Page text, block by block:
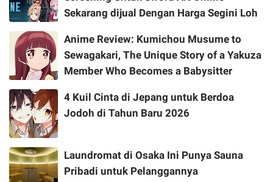
Sekarang dijual Dengan Harga Segini Loh
Anime Review: Kumichou Musume to
Sewagakari, The Unique Story of a Yakuza
Member Who Becomes a Babysitter
4 Kuil Cinta di Jepang untuk Berdoa
Jodoh di Tahun Baru 2026
Laundromat di Osaka Ini Punya Sauna
Pribadi untuk Pelanggannya